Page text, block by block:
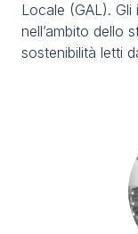
AREA
Locale (GAL).
nell’ambito dello
sostenibilità letti